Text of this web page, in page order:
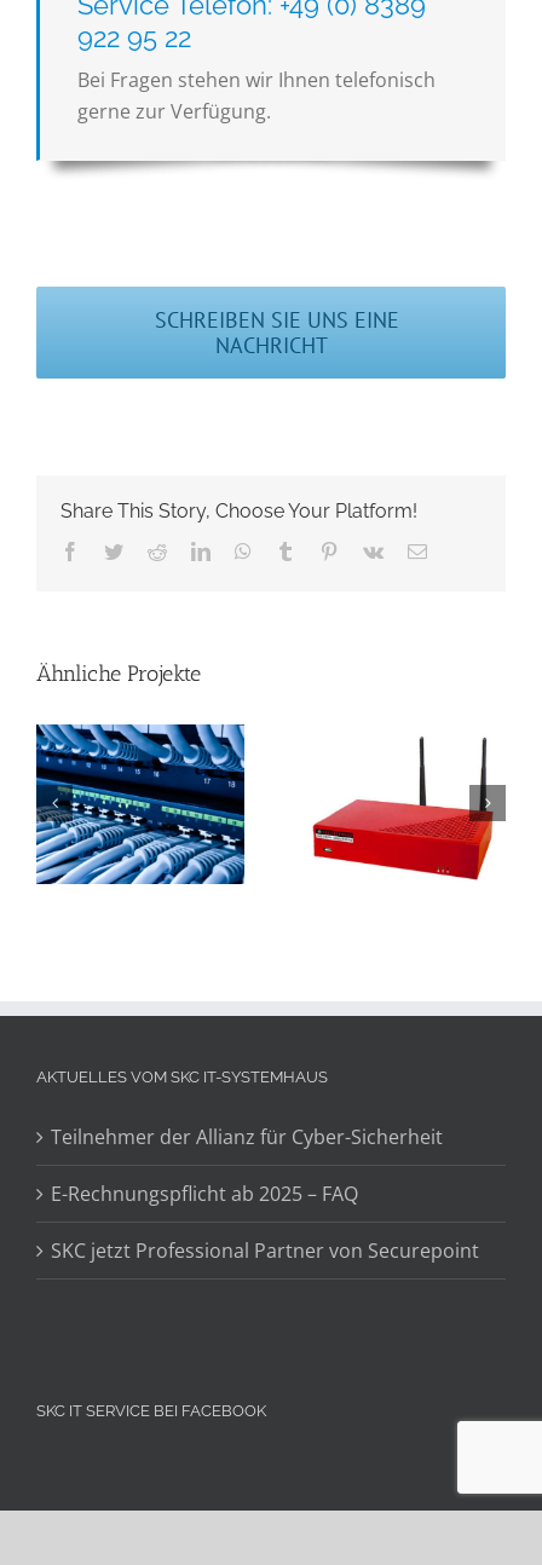
922 95 22
Bei Fragen stehen wir Ihnen telefonisch
gerne zur Verfügung.
SCHREIBEN SIE UNS EINE
NACHRICHT
Share This Story, Choose Your Platform!
Facebook
TwitterRedditLinkedInWhatsApp
Tumblr Pinterest
Vk
E-
Ähnliche Projekte
UTM Firewalls E-Mail Routing
AKTUELLES VOM SKC IT-SYSTEMHAUS
Teilnehmer der Allianz für Cyber-Sicherheit
E-Rechnungspflicht ab 2025 – FAQ
SKC jetzt Professional Partner von Securepoint
SKC IT SERVICE BEI FACEBOOK